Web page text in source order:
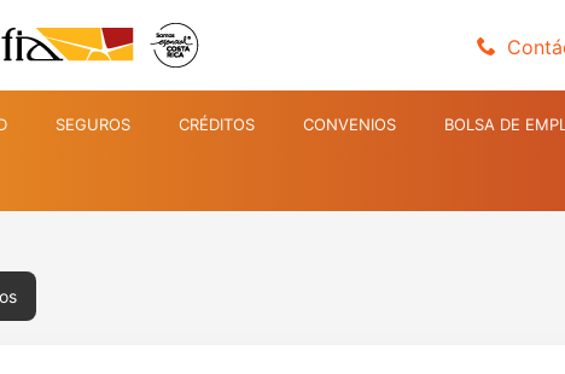
SEGUROS CRÉDITOS CONVENIOS BOLSA DE